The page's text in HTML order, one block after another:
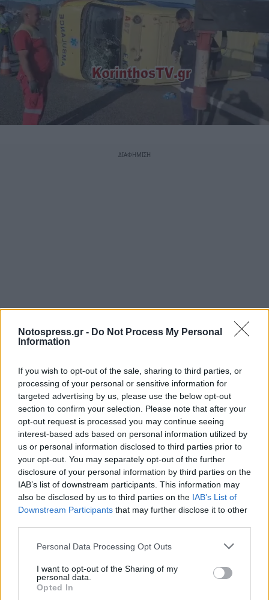
Notospress.gr - Do Not Process My Personal
Information
If you wish to opt-out of the sale, sharing to third parties, or
processing of your personal or sensitive information for
targeted advertising by us, please use the below opt-out
section to confirm your selection. Please note that after your
opt-out request is processed you may continue seeing
interest-based ads based on personal information utilized by
us or personal information disclosed to third parties prior to
your opt-out. You may separately opt-out of the further
disclosure of your personal information by third parties on the
IAB’s list of downstream participants. This information may
also be disclosed by us to third parties on the IAB’s List of
Downstream Participants that may further disclose it to other
Personal Data Processing Opt Outs
I want to opt-out of the Sharing of my
personal data.
Opted In
Στο σημείο μετέβησαν Πυροσβεστική και
ασθενοφόρα, που παρέλαβαν και μετέφεραν την